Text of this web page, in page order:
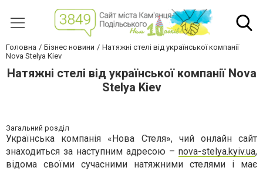
Головна Бізнес новини
Натяжні стелі від української компанії
Nova Stelya Kiev
Натяжні стелі від української компанії Nova
Stelya Kiev
Загальний розділ
Українська компанія «Нова Стеля», чий онлайн сайт
знаходиться за наступним адресою – nova-stelya.kyiv.ua,
відома своїми сучасними натяжними стелями і має